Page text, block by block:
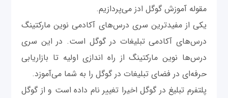
مقوله آموزش گوگل ادز می‌پردازیم.
یکی از مفیدترین سری درس‌های آکادمی نوین مارکتینگ
درس‌های آکادمی تبلیغات در گوگل است. در این سری
درس‌ها نوین مارکتینگ از راه اندازی اولیه تا بازاریابی
حرفه‌ای در فضای تبلیغات در گوگل را به شما می‌آموزد.
پلتفرم تبلیغ در گوگل اخیرا تغییر نام داده است و از گوگل